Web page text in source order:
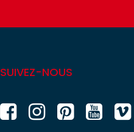
SUIVEZ-NOUS